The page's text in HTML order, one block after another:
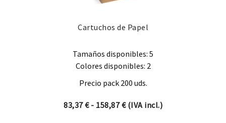
Cartuchos de Papel
Tamaños disponibles: 5
Colores disponibles: 2
Precio pack 200 uds.
83,37€ - 158,87€Rango de precios: desde
(IVA incl.)